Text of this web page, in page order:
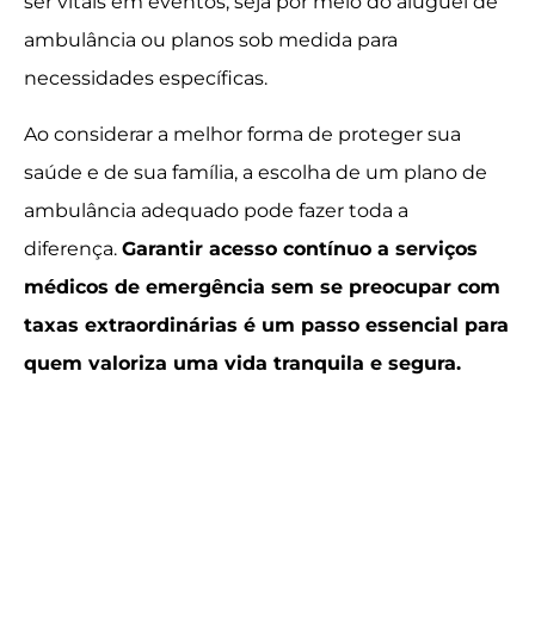
ambulância ou planos sob medida para
necessidades específicas.
Ao considerar a melhor forma de proteger sua
saúde e de sua família, a escolha de um plano de
ambulância adequado pode fazer toda a
diferença. Garantir acesso contínuo a serviços
médicos de emergência sem se preocupar com
taxas extraordinárias é um passo essencial para
quem valoriza uma vida tranquila e segura.